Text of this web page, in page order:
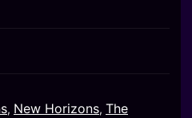
, New Horizons, The